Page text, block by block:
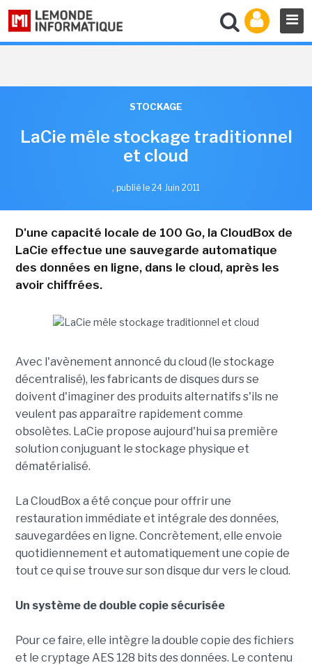
STOCKAGE
LaCie mêle stockage traditionnel
et cloud
, publié le 24 Juin 2011
D'une capacité locale de 100 Go, la CloudBox de
LaCie effectue une sauvegarde automatique
des données en ligne, dans le cloud, après les
avoir chiffrées.
Avec l'avènement annoncé du cloud (le stockage
décentralisé), les fabricants de disques durs se
doivent d'imaginer des produits alternatifs s'ils ne
veulent pas apparaître rapidement comme
obsolètes. LaCie propose aujourd'hui sa première
solution conjuguant le stockage physique et
dématérialisé.
La CloudBox a été conçue pour offrir une
restauration immédiate et intégrale des données,
sauvegardées en ligne. Concrètement, elle envoie
quotidiennement et automatiquement une copie de
tout ce qui se trouve sur son disque dur vers le cloud.
Un système de double copie sécurisée
Pour ce faire, elle intègre la double copie des fichiers
et le cryptage AES 128 bits des données. Le contenu